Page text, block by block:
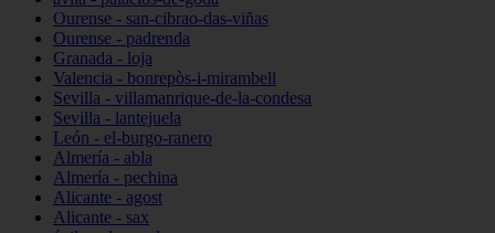
Ourense - san-cibrao-das-viñas
Ourense - padrenda
Granada - loja
Valencia - bonrepòs-i-mirambell
Sevilla - villamanrique-de-la-condesa
Sevilla - lantejuela
León - el-burgo-ranero
Almería - abla
Almería - pechina
Alicante - agost
Alicante - sax